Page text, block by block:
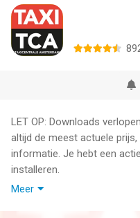
LET OP: Downloads
altijd de meest actuele
informatie. Je hebt een
installeren.
Meer